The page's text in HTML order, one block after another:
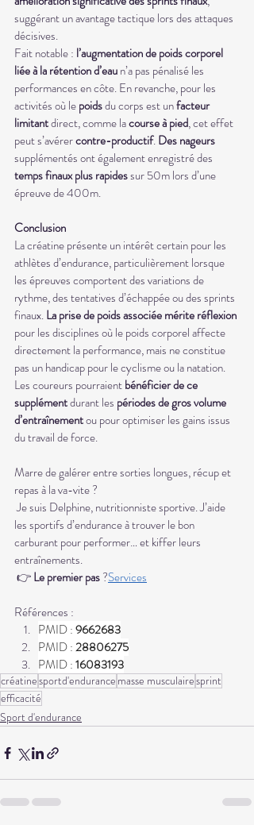
suggérant un avantage tactique lors des attaques
décisives.
Fait notable : l’augmentation de poids corporel
liée à la rétention d’eau n’a pas pénalisé les
performances en côte. En revanche, pour les
activités où le poids du corps est un facteur
limitant direct, comme la course à pied, cet effet
peut s’avérer contre-productif. Des nageurs
supplémentés ont également enregistré des
temps finaux plus rapides sur 50m lors d’une
épreuve de 400m.
Conclusion
La créatine présente un intérêt certain pour les
athlètes d’endurance, particulièrement lorsque
les épreuves comportent des variations de
rythme, des tentatives d’échappée ou des sprints
finaux. La prise de poids associée mérite réflexion
pour les disciplines où le poids corporel affecte
directement la performance, mais ne constitue
pas un handicap pour le cyclisme ou la natation.
Les coureurs pourraient bénéficier de ce
supplément durant les périodes de gros volume
d’entraînement ou pour optimiser les gains issus
du travail de force.
Marre de galérer entre sorties longues, récup et
repas à la va-vite ?
Je suis Delphine, nutritionniste sportive. J’aide
les sportifs d’endurance à trouver le bon
carburant pour performer… et kiffer leurs
entraînements.
👉 Le premier pas ?Services
Références :
PMID : 9662683
PMID : 28806275
PMID : 16083193
créatinesportd'endurance masse musculairesprint
efficacité
Sport d'endurance